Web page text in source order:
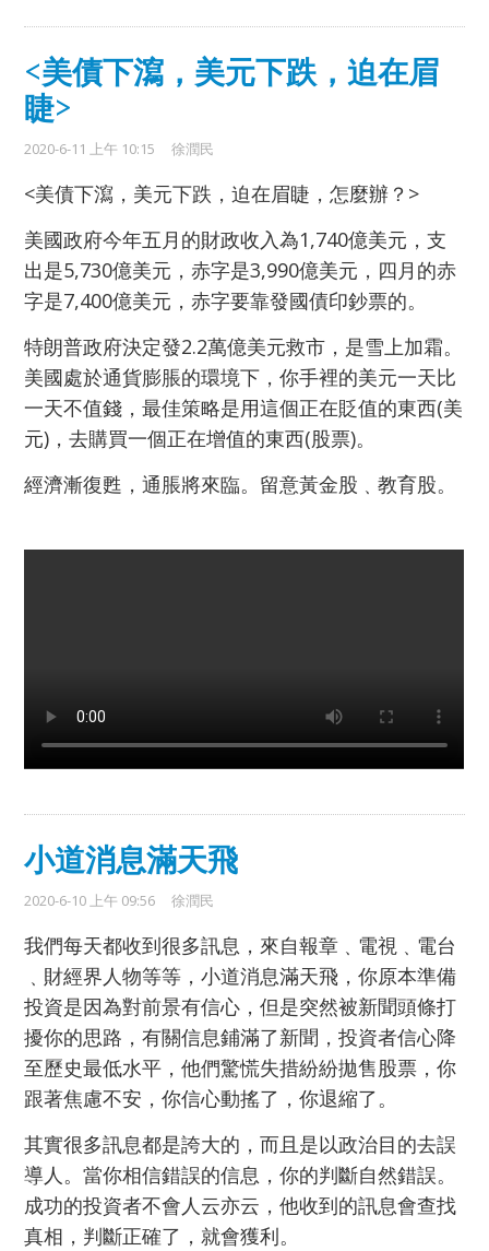
<美債下瀉，美元下跌，迫在眉
睫>
2020-6-11 上午 10:15 徐潤民
<美債下瀉，美元下跌，迫在眉睫，怎麼辦？>
美國政府今年五月的財政收入為1,740億美元，支
出是5,730億美元，赤字是3,990億美元，四月的赤
字是7,400億美元，赤字要靠發國債印鈔票的。
特朗普政府決定發2.2萬億美元救市，是雪上加霜。
美國處於通貨膨脹的環境下，你手裡的美元一天比
一天不值錢，最佳策略是用這個正在貶值的東西(美
元)，去購買一個正在增值的東西(股票)。
經濟漸復甦，通脹將來臨。留意黃金股﹑教育股。
小道消息滿天飛
2020-6-10 上午 09:56 徐潤民
我們每天都收到很多訊息，來自報章﹑電視﹑電台
﹑財經界人物等等，小道消息滿天飛，你原本準備
投資是因為對前景有信心，但是突然被新聞頭條打
擾你的思路，有關信息鋪滿了新聞，投資者信心降
至歷史最低水平，他們驚慌失措紛紛拋售股票，你
跟著焦慮不安，你信心動搖了，你退縮了。
其實很多訊息都是誇大的，而且是以政治目的去誤
導人。當你相信錯誤的信息，你的判斷自然錯誤。
成功的投資者不會人云亦云，他收到的訊息會查找
真相，判斷正確了，就會獲利。